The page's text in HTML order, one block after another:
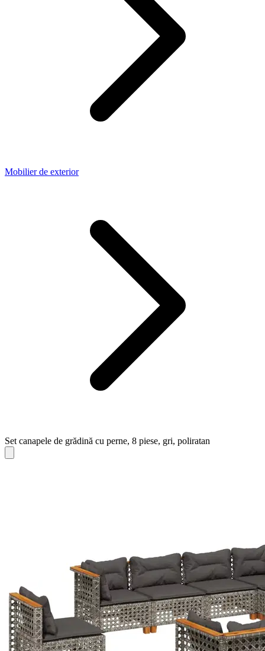
Mobilier de exterior
Set canapele de grădină cu perne, 8 piese, gri, poliratan